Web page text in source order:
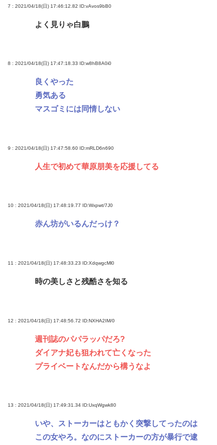
7 : 2021/04/18(日) 17:46:12.82 ID:vAvos9bB0
よく見りゃ白鵬
8 : 2021/04/18(日) 17:47:18.33 ID:w8hB8A0i0
良くやった
勇気ある
マスゴミには同情しない
9 : 2021/04/18(日) 17:47:58.60 ID:mRLD6n690
人生で初めて華原朋美を応援してる
10 : 2021/04/18(日) 17:48:19.77 ID:Wxpwt/7J0
赤ん坊がいるんだっけ？
11 : 2021/04/18(日) 17:48:33.23 ID:XdqwgcMl0
時の美しさと残酷さを知る
12 : 2021/04/18(日) 17:48:56.72 ID:NXHA2IM/0
週刊誌のパパラッパだろ?
ダイアナ妃も狙われて亡くなった
プライベートなんだから構うなよ
13 : 2021/04/18(日) 17:49:31.34 ID:UxqWgwk80
いや、ストーカーはともかく突撃してったのは
この女やろ。なのにストーカーの方が暴行で逮